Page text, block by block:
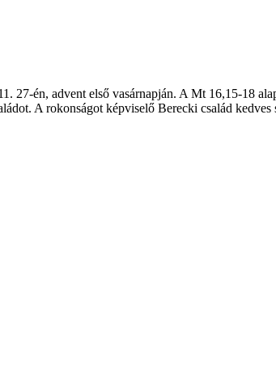
én, advent első vasárnapján. A Mt 16,15-18
A rokonságot képviselő Berecki család